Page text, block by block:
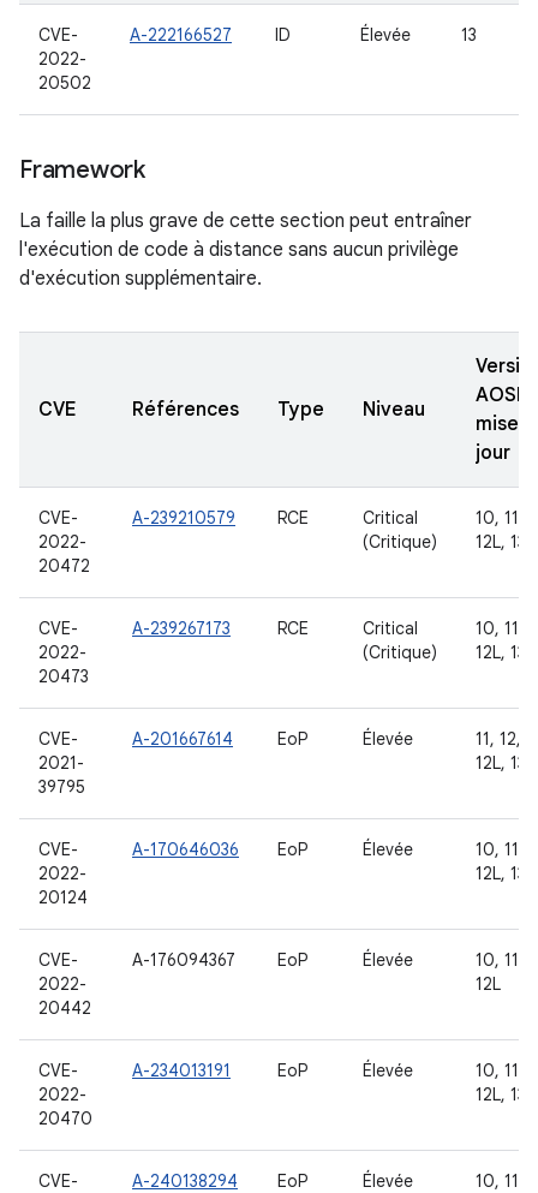
CVE-
2022-
20502
A-222166527 ID Élevée 13
Framework
La faille la plus grave de cette section peut entraîner
l'exécution de code à distance sans aucun privilège
d'exécution supplémentaire.
CVE Références Type Niveau
AOSP
mises
jour
CVE-
2022-
20472
A-239210579 RCE
Critical
(Critique)
10, 11,
12L, 13
CVE-
2022-
20473
A-239267173 RCE
Critical
(Critique)
10, 11,
12L, 13
CVE-
2021-
39795
A-201667614 EoP Élevée
11, 12,
12L, 13
CVE-
2022-
20124
A-170646036 EoP Élevée
10, 11,
12L, 13
CVE-
2022-
20442
A-176094367 EoP Élevée
10, 11,
12L
CVE-
2022-
20470
A-234013191 EoP Élevée
10, 11,
12L, 13
CVE-
A-240138294
EoP Élevée
10, 11,